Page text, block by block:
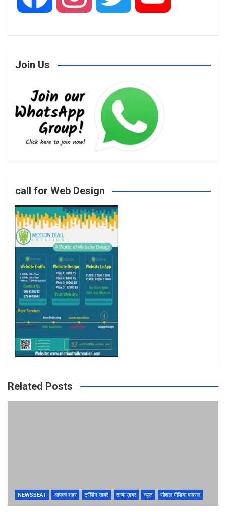
e
b
o
k
s
r
a
m
i u
Join Us
call for Web Design
Related Posts
NEWSBEAT आपका शहर ट्रेंडिंग खबरें ताज़ा ख़बर न्यूज़ सोशल मीडिया वायरल